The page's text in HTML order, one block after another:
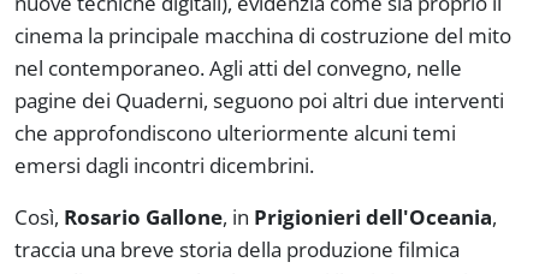
cinema la principale macchina di costruzione del mito
nel contemporaneo. Agli atti del convegno, nelle
pagine dei Quaderni, seguono poi altri due interventi
che approfondiscono ulteriormente alcuni temi
emersi dagli incontri dicembrini.
Così, Rosario Gallone, in Prigionieri dell'Oceania,
traccia una breve storia della produzione filmica